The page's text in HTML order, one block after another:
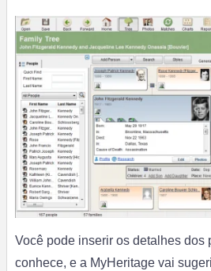
Você pode inserir os detalhes dos
conhece, e a MyHeritage vai